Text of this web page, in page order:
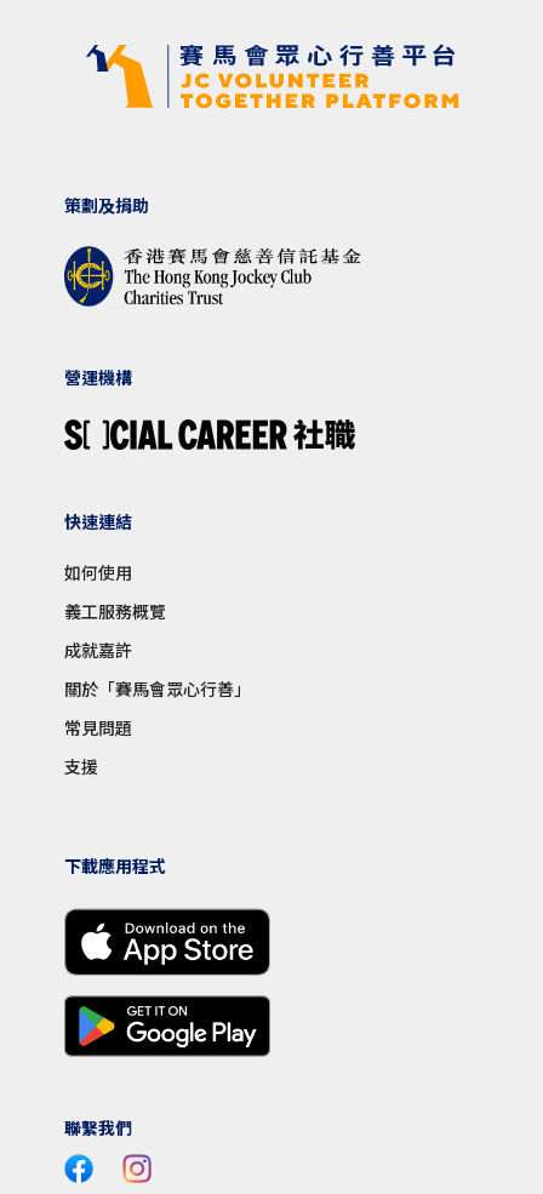
策劃及捐助
營運機構
快速連結
如何使用
義工服務概覽
成就嘉許
關於「賽馬會眾心行善」
常見問題
支援
下載應用程式
聯繫我們